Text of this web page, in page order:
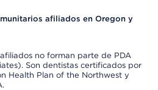
afiliados en Oregon y
no forman parte de PDA
Son dentistas certificados por
Health Plan of the Northwest y